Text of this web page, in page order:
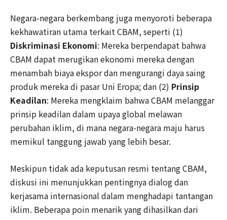
Negara-negara berkembang juga menyoroti beberapa
kekhawatiran utama terkait CBAM, seperti (1)
Diskriminasi Ekonomi: Mereka berpendapat bahwa
CBAM dapat merugikan ekonomi mereka dengan
menambah biaya ekspor dan mengurangi daya saing
produk mereka di pasar Uni Eropa; dan (2) Prinsip
Keadilan: Mereka mengklaim bahwa CBAM melanggar
prinsip keadilan dalam upaya global melawan
perubahan iklim, di mana negara-negara maju harus
memikul tanggung jawab yang lebih besar.
Meskipun tidak ada keputusan resmi tentang CBAM,
diskusi ini menunjukkan pentingnya dialog dan
kerjasama internasional dalam menghadapi tantangan
iklim. Beberapa poin menarik yang dihasilkan dari